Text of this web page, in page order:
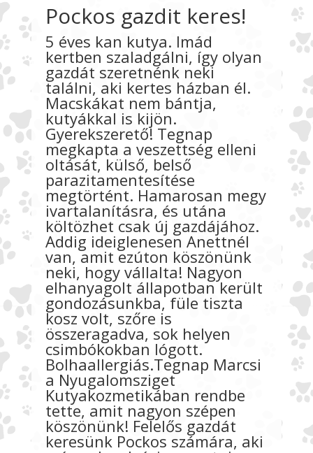
Pockos gazdit keres!
5 éves kan kutya. Imád
kertben szaladgálni, így olyan
gazdát szeretnénk neki
találni, aki kertes házban él.
Macskákat nem bántja,
kutyákkal is kijön.
Gyerekszerető! Tegnap
megkapta a veszettség elleni
oltását, külső, belső
parazitamentesítése
megtörtént. Hamarosan megy
ivartalanításra, és utána
költözhet csak új gazdájához.
Addig ideiglenesen Anettnél
van, amit ezúton köszönünk
neki, hogy vállalta! Nagyon
elhanyagolt állapotban került
gondozásunkba, füle tiszta
kosz volt, szőre is
összeragadva, sok helyen
csimbókokban lógott.
Bolhaallergiás.Tegnap Marcsi
a Nyugalomsziget
Kutyakozmetikában rendbe
tette, amit nagyon szépen
köszönünk! Felelős gazdát
keresünk Pockos számára, aki